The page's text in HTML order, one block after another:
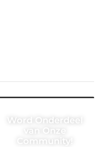
Word Onderdeel
van Onze
Community!